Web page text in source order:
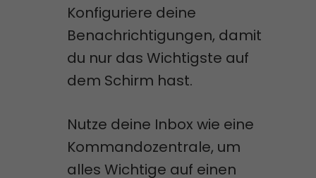
Konfiguriere deine
Benachrichtigungen, damit
du nur das Wichtigste auf
dem Schirm hast.
Nutze deine Inbox wie eine
Kommandozentrale, um
alles Wichtige auf einen